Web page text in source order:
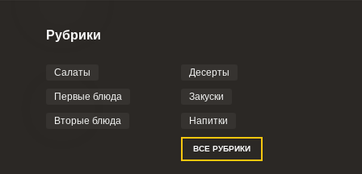
Рубрики
Салаты
Первые блюда
Вторые блюда
Десерты
Закуски
Напитки
ВСЕ РУБРИКИ